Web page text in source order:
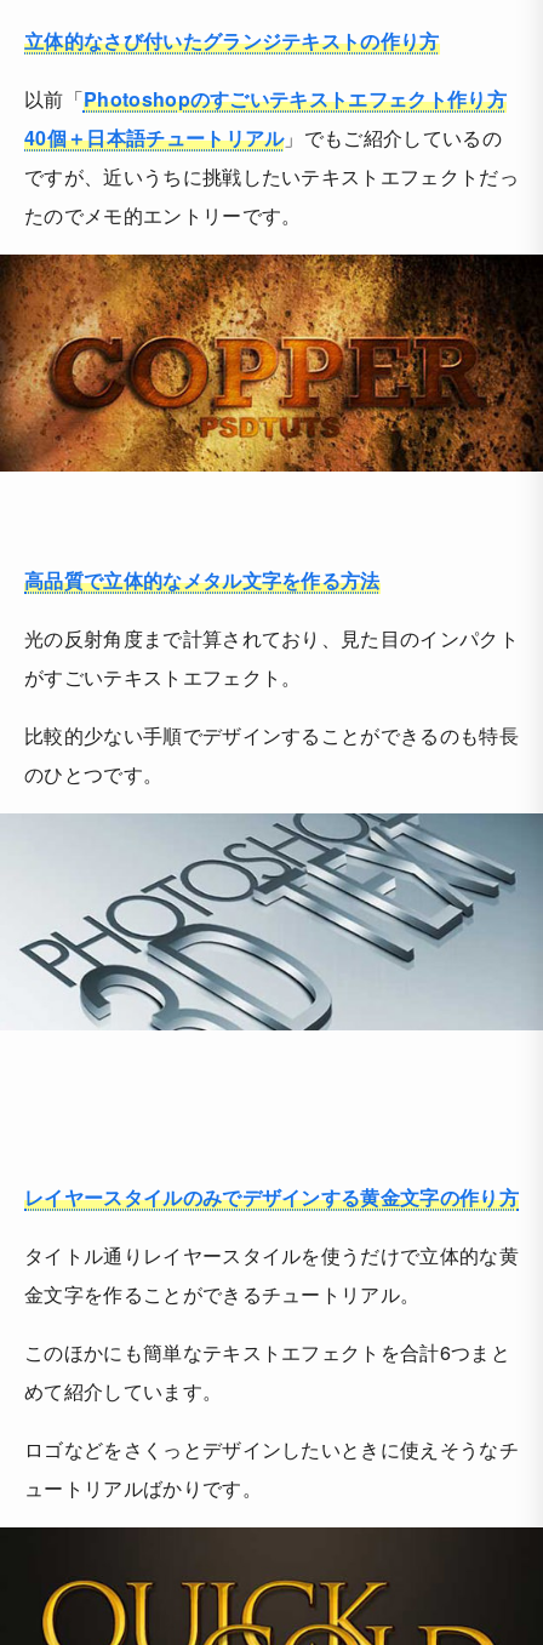
立体的なさび付いたグランジテキストの作り方
以前「Photoshopのすごいテキストエフェクト作り方
40個＋日本語チュートリアル」でもご紹介しているの
ですが、近いうちに挑戦したいテキストエフェクトだっ
たのでメモ的エントリーです。
高品質で立体的なメタル文字を作る方法
光の反射角度まで計算されており、見た目のインパクト
がすごいテキストエフェクト。
比較的少ない手順でデザインすることができるのも特長
のひとつです。
レイヤースタイルのみでデザインする黄金文字の作り方
タイトル通りレイヤースタイルを使うだけで立体的な黄
金文字を作ることができるチュートリアル。
このほかにも簡単なテキストエフェクトを合計6つまと
めて紹介しています。
ロゴなどをさくっとデザインしたいときに使えそうなチ
ュートリアルばかりです。